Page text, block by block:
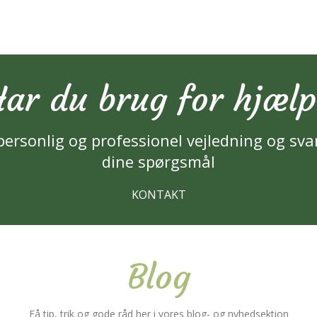
du brug for
og professionel vejledning og
dine spørgsmål
KONTAKT
Blog
Få tip, trik og gode råd her i vores blog- og nyhedsektion